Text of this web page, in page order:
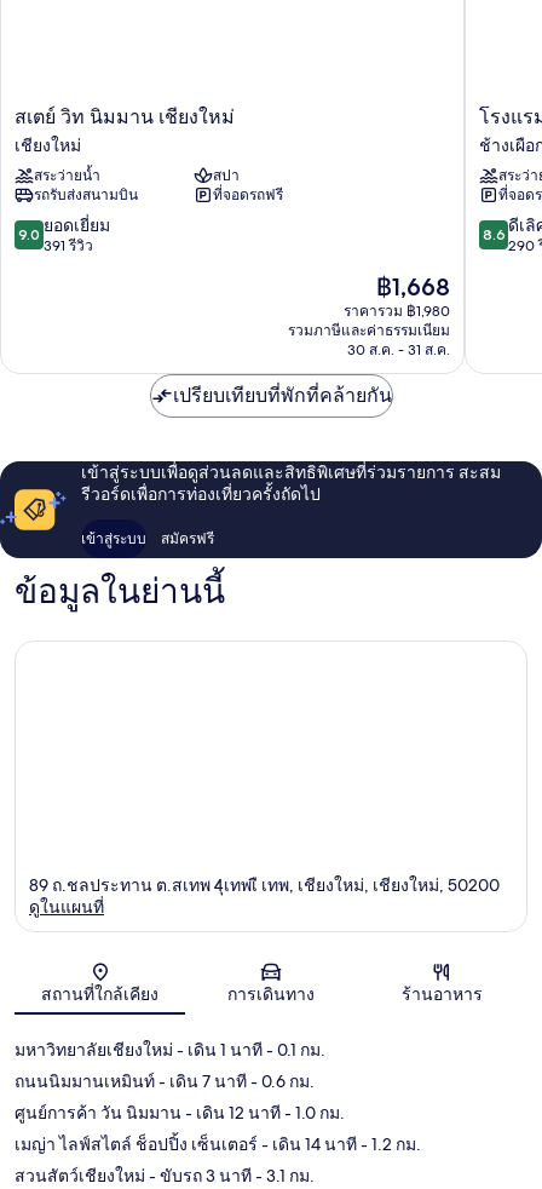
สเตย์
วิท
นิมมาน
เชียงใหม่
เชียงใหม่
สเตย์ วิท นิมมาน เชียงใหม่
เชียงใหม่
สระว่ายน้ำ
สปา
รถรับส่งสนามบิน
ที่จอดรถฟรี
9.0
จาก
9.0 ยอดเยี่ยม
391 รีวิว
ราคา
ปัจจุบัน
คือ
฿1,668
฿1,668
ราคารวม ฿1,980
รวมภาษีและค่าธรรมเนียม
30 ส.ค. - 31 ส.ค.
โรงแรม
ซี
มอร์
บาย
รีคอล
เชียงให
ช้าง
โรงแร
ช้างเผือ
สระว่
ที่จอด
8.6
จาก
8.6 ดีเลิ
290
เปรียบเทียบที่พักที่คล้ายกัน
เข้าสู่ระบบเพื่อดูส่วนลดและสิทธิพิเศษที่ร่วมรายการ สะสม
รีวอร์ดเพื่อการท่องเที่ยวครั้งถัดไป
เข้าสู่ระบบ สมัครฟรี
ข้อมูลในย่านนี้
แผนที่
89 ถ.ชลประทาน ต.สเทพ 4ุเทพเื เทพ, เชียงใหม่, เชียงใหม่, 50200
ดูในแผนที่
สถานที่ใกล้เคียง การเดินทาง ร้านอาหาร
มหาวิทยาลัยเชียงใหม่ - เดิน 1 นาที- 0.1 กม.
ถนนนิมมานเหมินท์- เดิน 7 นาที- 0.6 กม.
ศูนย์การค้า วัน นิมมาน- เดิน 12 นาที- 1.0 กม.
เมญ่า ไลฟ์สไตล์ ช็อปปิ้ง เซ็นเตอร์ - เดิน 14 นาที- 1.2 กม.
สวนสัตว์เชียงใหม่ - ขับรถ 3 นาที- 3.1 กม.